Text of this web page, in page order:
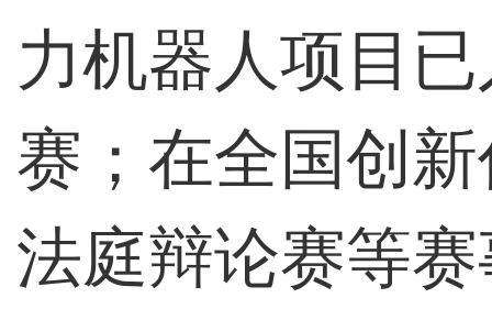
力机器人项目
赛；在全国创
法庭辩论赛等